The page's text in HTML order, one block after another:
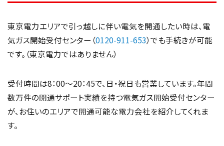
東京電力エリアで引っ越しに伴い電気を開通したい時は、電
気ガス開始受付センター（0120-911-653）でも手続きが可能
です。（東京電力ではありません）
受付時間は8：00～20：45で、日・祝日も営業しています。年間
数万件の開通サポート実績を持つ電気ガス開始受付センター
が、お住いのエリアで開通可能な電力会社を紹介してくれま
す。